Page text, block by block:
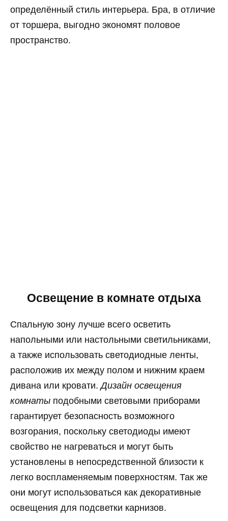
определённый стиль интерьера. Бра, в отличие
от торшера, выгодно экономят половое
пространство.
Освещение в комнате отдыха
Спальную зону лучше всего осветить
напольными или настольными светильниками,
а также использовать светодиодные ленты,
расположив их между полом и нижним краем
дивана или кровати.Дизайн освещения
комнаты подобными световыми приборами
гарантирует безопасность возможного
возгорания, поскольку светодиоды имеют
свойство не нагреваться и могут быть
установлены в непосредственной близости к
легко воспламеняемым поверхностям. Так же
они могут использоваться как декоративные
освещения для подсветки карнизов.